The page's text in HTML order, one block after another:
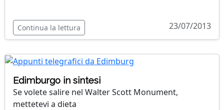
Continua la lettura 23/07/2013
Edimburgo in sintesi
Se volete salire nel Walter Scott Monument,
mettetevi a dieta